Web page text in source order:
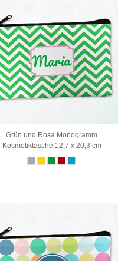
Grün und Rosa Monogramm
Kosmetiktasche 12,7 x 20,3 cm
...